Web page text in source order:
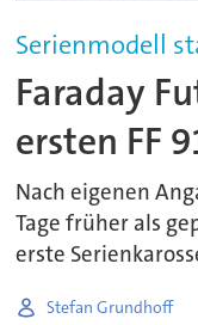
Serienmodell
Faraday
ersten FF
Nach eigenen
Tage früher als
erste
Stefan Grundhoff